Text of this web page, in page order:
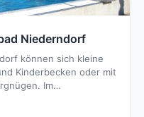
Niederndorf
können sich kleine
Kinderbecken oder mit
Im…